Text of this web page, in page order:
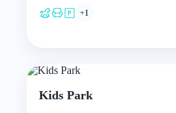
+1
Kids Park